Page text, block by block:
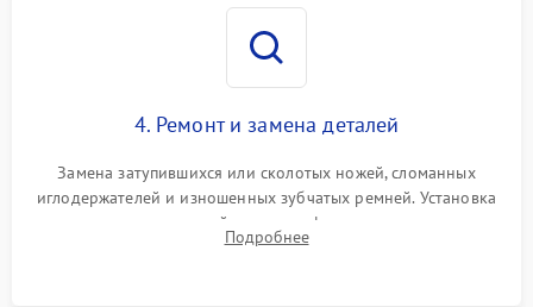
4. Ремонт и замена деталей
Замена затупившихся или сколотых ножей, сломанных
иглодержателей и изношенных зубчатых ремней. Установка
новых петлителей взамен деформированных.
Восстановление контактов в педали и цепях
Подробнее